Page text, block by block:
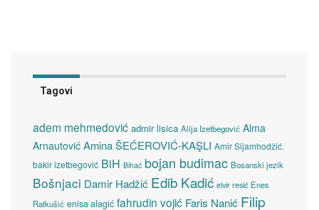
Tagovi
adem mehmedović admir lisica Alija Izetbegović Alma
Arnautović Amina ŠEĆEROVIĆ-KAŞLI Amir Sijamhodžić.
bakir izetbegović BiH Bihać bojan budimac Bosanski jezik
Bošnjaci Damir Hadžić Edib Kadić elvir resić Enes
Ratkušić enisa alagić fahrudin vojić Faris Nanić Filip